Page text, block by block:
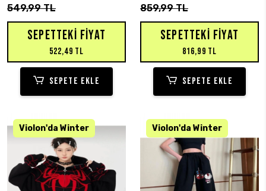
549,99 TL
SEPETTEKI FIYAT
522,49 TL
SEPETE EKLE
859,99 TL
SEPETTEKI FIYAT
816,99 TL
SEPETE EKLE